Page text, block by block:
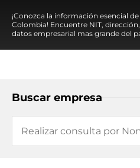
¡Conozca la información esencial
Colombia! Encuentre NIT,
datos empresarial mas grande del
Buscar empresa